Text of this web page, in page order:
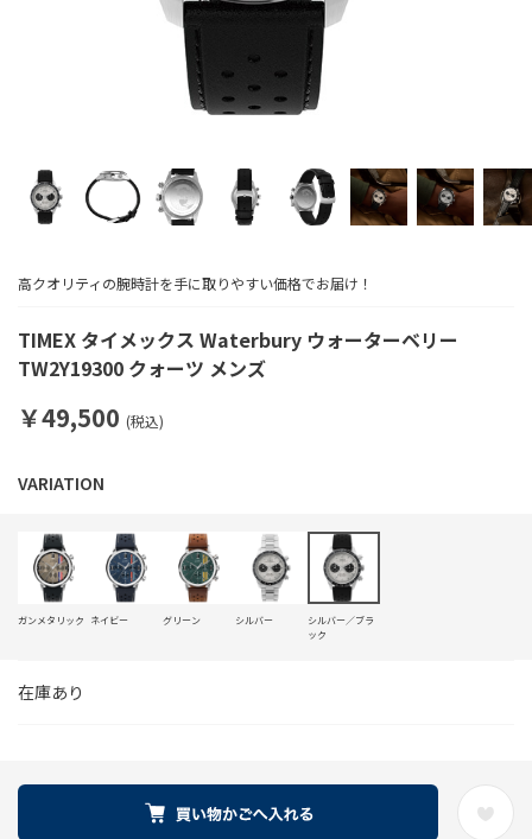
TIMEX タイメックス Waterbury ウォーターベリー
TW2Y19300 クォーツ メンズ
高クオリティの腕時計を手に取りやすい価格でお届け！
￥49,500 (税込)
在庫あり
ガンメタリック ネイビー グリーン シルバー
シルバー／ブラ
ック